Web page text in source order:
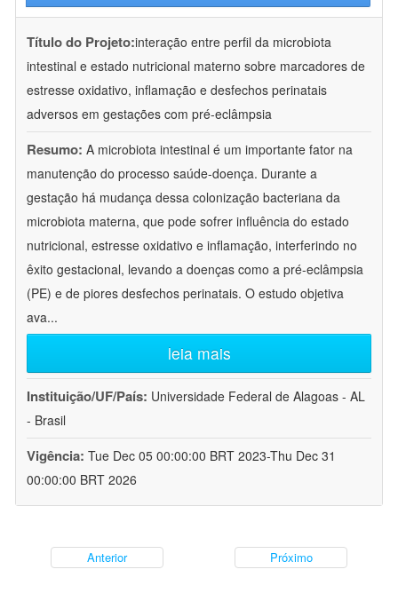
Título do Projeto:interação entre perfil da microbiota
intestinal e estado nutricional materno sobre marcadores de
estresse oxidativo, inflamação e desfechos perinatais
adversos em gestações com pré-eclâmpsia
Resumo: A microbiota intestinal é um importante fator na
manutenção do processo saúde-doença. Durante a
gestação há mudança dessa colonização bacteriana da
microbiota materna, que pode sofrer influência do estado
nutricional, estresse oxidativo e inflamação, interferindo no
êxito gestacional, levando a doenças como a pré-eclâmpsia
(PE) e de piores desfechos perinatais. O estudo objetiva
ava...
leia mais
Instituição/UF/País: Universidade Federal de Alagoas - AL
- Brasil
Vigência: Tue Dec 05 00:00:00 BRT 2023-Thu Dec 31
00:00:00 BRT 2026
Anterior Próximo